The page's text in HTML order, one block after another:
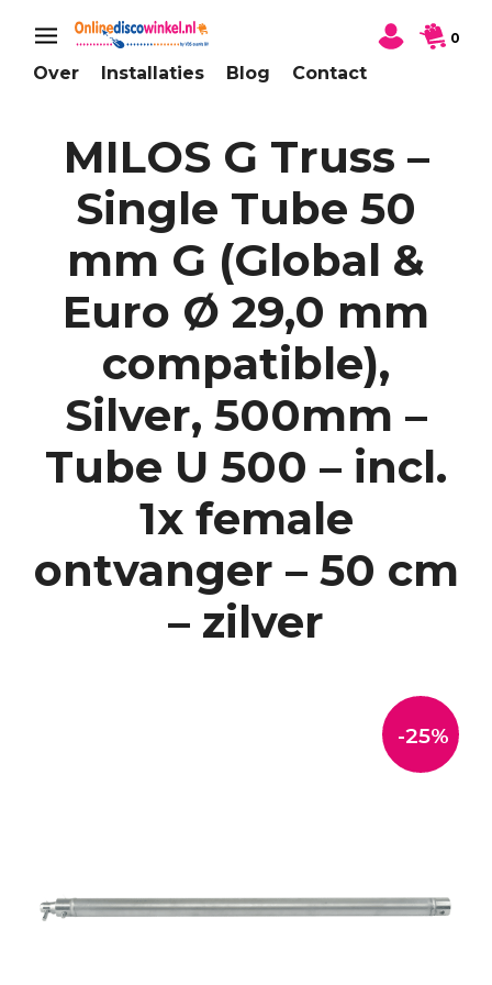
Over Installaties Blog Contact
0
MILOS G Truss –
Single Tube 50
mm G (Global &
Euro Ø 29,0 mm
compatible),
Silver, 500mm –
Tube U 500 – incl.
1x female
ontvanger – 50 cm
– zilver
-25%